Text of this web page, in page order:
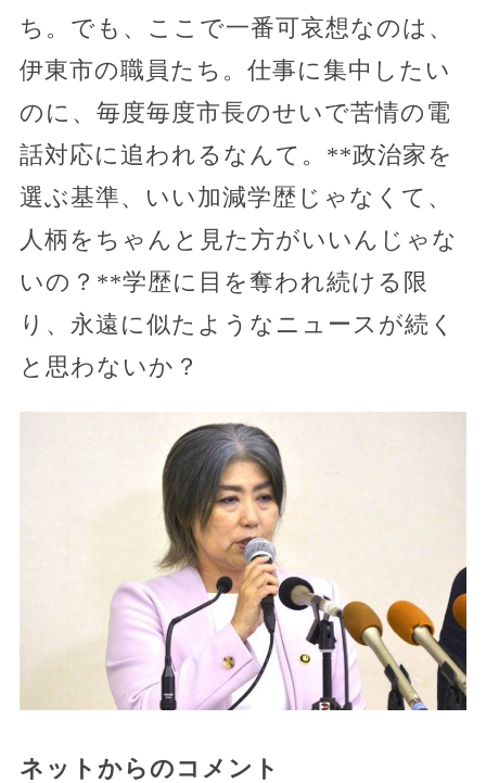
ち。でも、ここで一番可哀想なのは、
伊東市の職員たち。仕事に集中したい
のに、毎度毎度市長のせいで苦情の電
話対応に追われるなんて。**政治家を
選ぶ基準、いい加減学歴じゃなくて、
人柄をちゃんと見た方がいいんじゃな
いの？**学歴に目を奪われ続ける限
り、永遠に似たようなニュースが続く
と思わないか？
ネットからのコメント